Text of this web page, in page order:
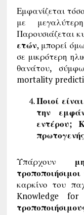
Εμφανίζεται
με
Παρουσιάζεται
ετών, μπορεί
σε μικρότερη
θανάτου,
mortality
Ποιοί
την
εντέρου;
Υπάρχουν
καρκίνο του
Knowledge